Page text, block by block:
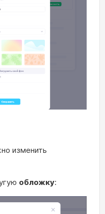
изменить
обложку: